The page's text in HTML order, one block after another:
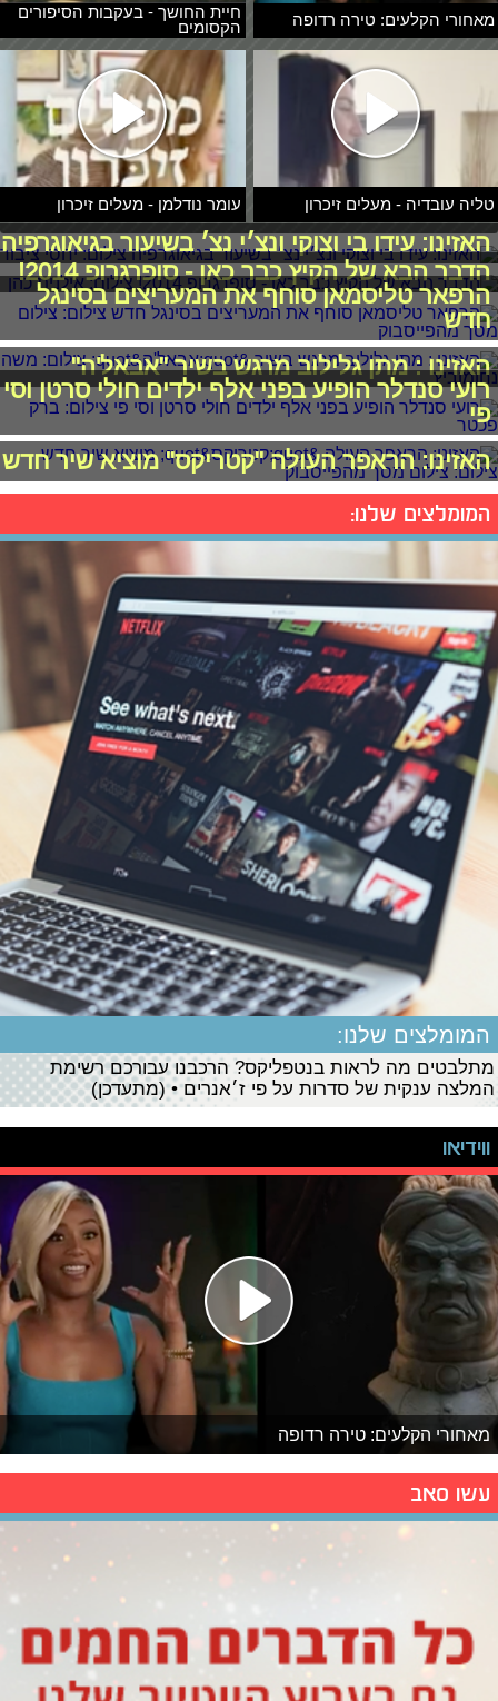
מאחורי הקלעים: טירה רדופה
חיית החושך - בעקבות הסיפורים
הקסומים
טליה עובדיה - מעלים זיכרון עומר נודלמן - מעלים זיכרון
האזינו: עידו בי וצוקי ונצ׳י נצ׳ בשיעור בגיאוגרפיה
הדבר הבא של הקיץ כבר כאן - סופרגרופ 2014!
הרפאר טליסמאן סוחף את המעריצים בסינגל
חדש
האזינו : מתן גלילוב מרגש בשיר "אבאל'ה"
רועי סנדלר הופיע בפני אלף ילדים חולי סרטן וסי
פי
האזינו: הראפר העולה "קטריקס" מוציא שיר חדש
המומלצים שלנו:
המומלצים שלנו:
מתלבטים מה לראות בנטפליקס? הרכבנו עבורכם רשימת
המלצה ענקית של סדרות על פי ז׳אנרים • (מתעדכן)
ווידיאו
מאחורי הקלעים: טירה רדופה
עשו סאב